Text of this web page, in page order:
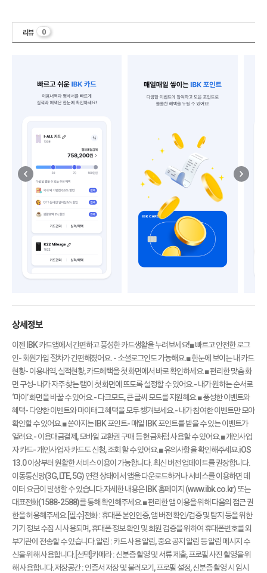
리뷰 0
상세정보
이젠 IBK 카드앱에서 간편하고 풍성한 카드생활을 누려보세요!■ 빠르고 안전한 로그
인- 회원가입 절차가 간편해졌어요. - 소셜로그인도 가능해요.■ 한눈에 보이는 내 카드
현황- 이용내역, 실적현황, 카드혜택을 첫 화면에서 바로 확인하세요.■ 편리한 맞춤 화
면 구성- 내가 자주 찾는 탭이 첫 화면에 뜨도록 설정할 수 있어요.- 내가 원하는 순서로
‘마이’ 화면을 바꿀 수 있어요.- 다크모드, 큰 글씨 모드를 지원해요.■ 풍성한 이벤트와
혜택- 다양한 이벤트와 마이태그 혜택을 모두 챙겨보세요.- 내가 참여한 이벤트만 모아
확인할 수 있어요.■ 쏟아지는 IBK 포인트- 매일 IBK 포인트를 받을 수 있는 이벤트가
열려요.- 이용대금결제, 모바일 교환권 구매 등 현금처럼 사용할 수 있어요.■ 개인사업
자 카드- 개인사업자 카드도 신청, 조회 할 수 있어요.■ 유의사항을 확인해주세요.iOS
13.0 이상부터 원활한 서비스 이용이 가능합니다. 최신 버전 업데이트를 권장합니다.
이동통신망(3G, LTE, 5G) 연결 상태에서 앱을 다운로드하거나 서비스를 이용하면 데
이터 요금이 발생할 수 있습니다.자세한 내용은 IBK 홈페이지 (www.ibk.co.kr) 또는
대표전화(1588-2588)를 통해 확인해주세요.■ 편리한 앱 이용을 위해 다음의 접근 권
한을 허용해주세요.[필수]전화 : 휴대폰 본인인증, 앱 버전 확인/검증 및 탐지 등을 위한
기기 정보 수집 시 사용되며, 휴대폰 정보 확인 및 회원 검증을 위하여 휴대폰번호를 외
부기관에 전송할 수 있습니다.알림 : 카드 사용 알림, 중요 공지 알림 등 알림 메시지 수
신을 위해 사용합니다.[선택]카메라 : 신분증 촬영 및 서류 제출, 프로필 사진 촬영을 위
해 사용합니다.저장공간 : 인증서 저장 및 불러오기, 프로필 설정, 신분증 촬영 시 임시